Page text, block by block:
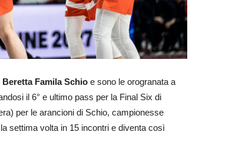
Beretta Famila Schio e sono le orogranata a
il 6° e ultimo pass per la Final Six di
per le arancioni di Schio, campionesse
settima volta in 15 incontri e diventa così